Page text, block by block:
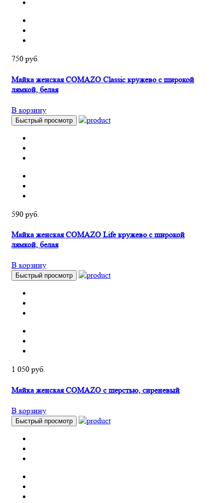
750 руб.
Майка женская COMAZO Classic кружево с широкой
лямкой, белая
В корзину
Быстрый просмотр
590 руб.
Майка женская COMAZO Life кружево с широкой
лямкой, белая
В корзину
Быстрый просмотр
1 050 руб.
Майка женская COMAZO с шерстью, сиреневый
В корзину
Быстрый просмотр